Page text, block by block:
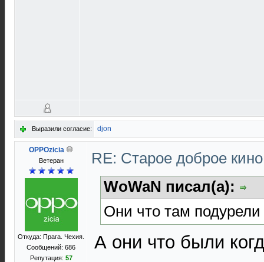
Выразили согласие: djon
OPPOzicia
Ветеран
Откуда: Прага. Чехия.
Сообщений: 686
Репутация: 57
RE: Старое доброе
WoWaN писал(а):
Они что там подурели
А они что были